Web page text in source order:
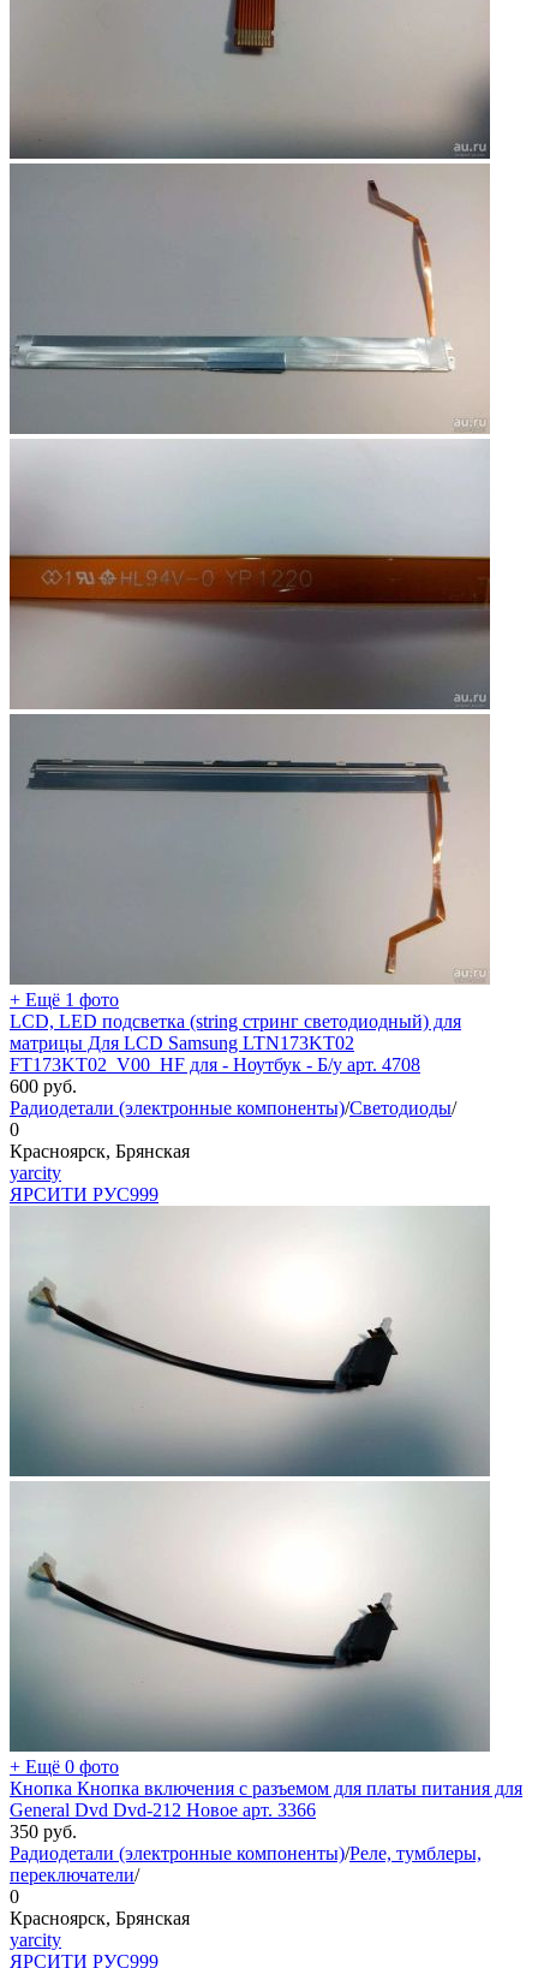
+ Ещё 1 фото
LCD, LED подсветка (string стринг светодиодный) для
матрицы Для LCD Samsung LTN173KT02
FT173KT02_V00_HF для - Ноутбук - Б/у арт. 4708
600 руб.
Радиодетали (электронные компоненты)/Светодиоды/
0
Красноярск, Брянская
yarcity
ЯРСИТИ РУС999
+ Ещё 0 фото
Кнопка Кнопка включения с разъемом для платы питания для
General Dvd Dvd-212 Новое арт. 3366
350 руб.
Радиодетали (электронные компоненты)/Реле, тумблеры,
переключатели/
0
Красноярск, Брянская
yarcity
ЯРСИТИ РУС999